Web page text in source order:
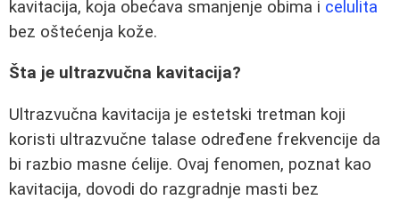
kavitacija, koja obećava smanjenje obima i celulita
bez oštećenja kože.
Šta je ultrazvučna kavitacija?
Ultrazvučna kavitacija je estetski tretman koji
koristi ultrazvučne talase određene frekvencije da
bi razbio masne ćelije. Ovaj fenomen, poznat kao
kavitacija, dovodi do razgradnje masti bez